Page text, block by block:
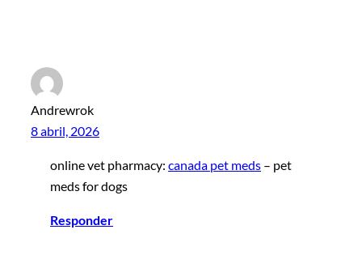
Andrewrok
8 abril, 2026
online vet pharmacy: canada pet meds – pet
meds for dogs
Responder